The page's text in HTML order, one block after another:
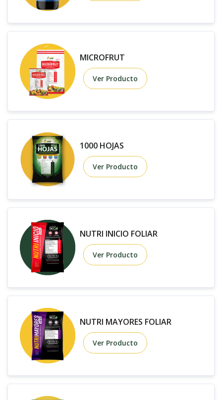
MICROFRUT
Ver Producto
1000 HOJAS
Ver Producto
NUTRI INICIO FOLIAR
Ver Producto
NUTRI MAYORES FOLIAR
Ver Producto